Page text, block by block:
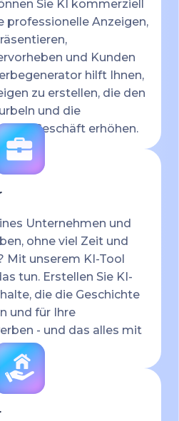
Sie KI kommerziell
professionelle Anzeigen,
und Kunden
hilft Ihnen,
zu erstellen, die den
und die
Geschäft erhöhen.
Unternehmen und
ohne viel Zeit und
Mit unserem KI-Tool
tun. Erstellen Sie KI-
die die Geschichte
und für Ihre
- und das alles mit